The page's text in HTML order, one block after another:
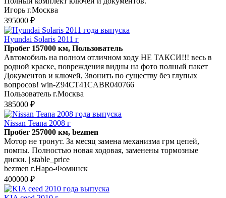
Игорь г.Москва
395000 ₽
Hyundai Solaris 2011 г
Пробег 157000 км, Пользователь
Автомобиль на полном отличном ходу НЕ ТАКСИ!!! весь в
родной краске, повреждения видны на фото полный пакет
Документов и ключей, Звонить по существу без глупых
вопросов! win-Z94CT41CABR040766
Пользователь г.Москва
385000 ₽
Nissan Teana 2008 г
Пробег 257000 км, bezmen
Мотор не тронут. За месяц замена механизма грм цепей,
помпы. Полностью новая ходовая, заменены тормозные
диски. ||stable_price
bezmen г.Наро-Фоминск
400000 ₽